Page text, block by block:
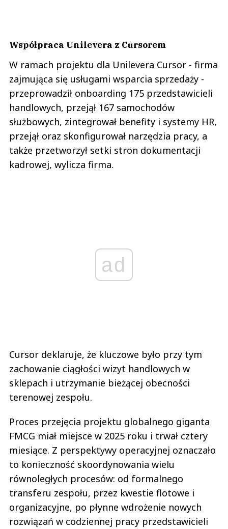
Współpraca Unilevera z Cursorem
W ramach projektu dla Unilevera Cursor - firma
zajmująca się usługami wsparcia sprzedaży -
przeprowadził onboarding 175 przedstawicieli
handlowych, przejął 167 samochodów
służbowych, zintegrował benefity i systemy HR,
przejął oraz skonfigurował narzędzia pracy, a
także przetworzył setki stron dokumentacji
kadrowej, wylicza firma.
ad
Cursor deklaruje, że kluczowe było przy tym
zachowanie ciągłości wizyt handlowych w
sklepach i utrzymanie bieżącej obecności
terenowej zespołu.
Proces przejęcia projektu globalnego giganta
FMCG miał miejsce w 2025 roku i trwał cztery
miesiące. Z perspektywy operacyjnej oznaczało
to konieczność skoordynowania wielu
równoległych procesów: od formalnego
transferu zespołu, przez kwestie flotowe i
organizacyjne, po płynne wdrożenie nowych
rozwiązań w codziennej pracy przedstawicieli